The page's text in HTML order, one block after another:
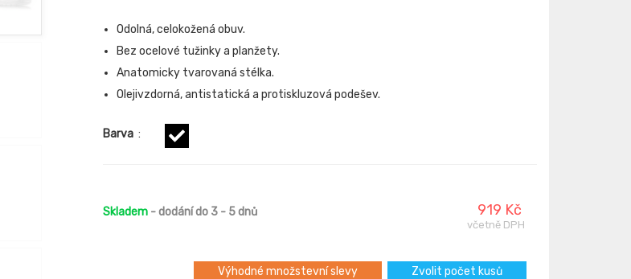
Odolná, celokožená obuv.
Bez ocelové tužinky a planžety.
Anatomicky tvarovaná stélka.
Olejivzdorná, antistatická a protiskluzová podešev.
Barva :
Skladem - dodání do 3 - 5 dnů 919 Kč
včetně DPH
Výhodné množstevní slevy Zvolit počet kusů